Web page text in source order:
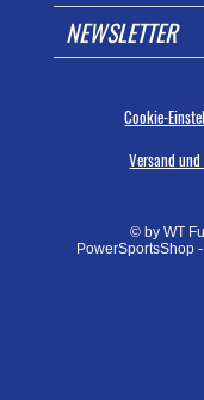
NEWSLETTER
Cookie-
Versand
© by WT
PowerSportsShop